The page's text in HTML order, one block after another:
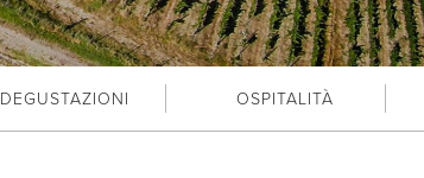
DEGUSTAZIONI OSPITALITÀ